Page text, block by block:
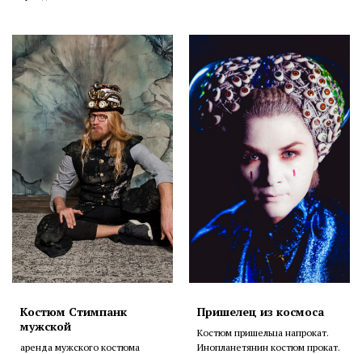
Костюм Стимпанк
мужской
аренда мужского костюма
Пришелец из космоса
Костюм пришельца напрокат.
Инопланетянин костюм прокат.